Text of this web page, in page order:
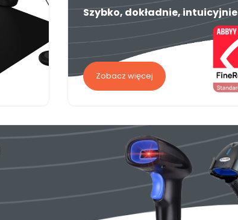
Szybko, dokładnie, intuicyjnie
Zobacz więcej